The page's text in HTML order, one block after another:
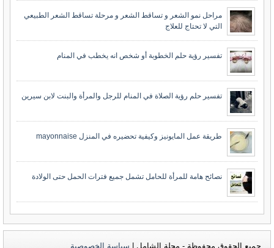
مراحل نمو الشعر و تساقط الشعر و مرحلة تساقط الشعر الطبيعي
التي لا تحتاج للعلاج
تفسير رؤية حلم الخطوبة أو شخص انه يخطب في المنام
تفسير حلم رؤية الصلاة في المنام للرجل والمرأة والبنت لابن سيرين
طريقة عمل المايونيز وكيفية تحضيره في المنزل mayonnaise
نصائح هامة للمرأة للحامل تشمل جميع فترات الحمل حتى الولادة
جميع الحقوق محفوظة - مجلة الشامل | سياسة الخصوصية